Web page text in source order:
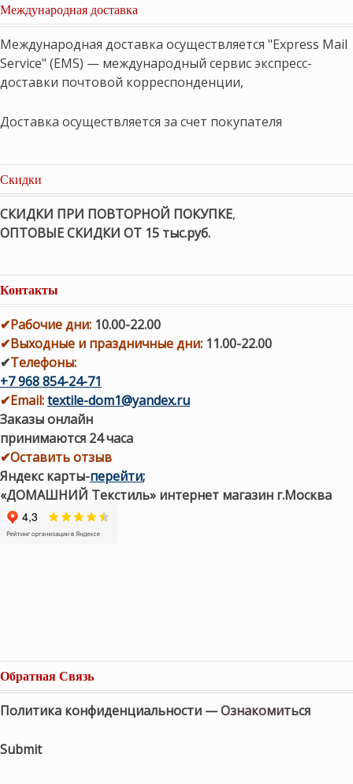
Международная доставка
Международная доставка осуществляется "Express Mail
Service" (EMS) — международный сервис экспресс-
доставки почтовой корреспонденции,
Доставка осуществляется за счет покупателя
Скидки
СКИДКИ ПРИ ПОВТОРНОЙ ПОКУПКЕ,
ОПТОВЫЕ СКИДКИ ОТ 15 тыс.руб.
Контакты
✔Рабочие дни: 10.00-22.00
✔Выходные и праздничные дни: 11.00-22.00
✔Телефоны:
+7 968 854-24-71
✔Email:textile-dom1@yandex.ru
Заказы онлайн
принимаются 24 часа
✔Оставить отзыв
Яндекс карты-перейти;
«ДОМАШНИЙ Текстиль» интернет магазин г.Москва
Обратная Связь
Политика конфиденциальности —Ознакомиться
Submit